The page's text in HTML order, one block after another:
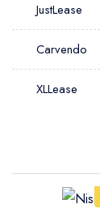
JustLease
Carvendo
XLLease